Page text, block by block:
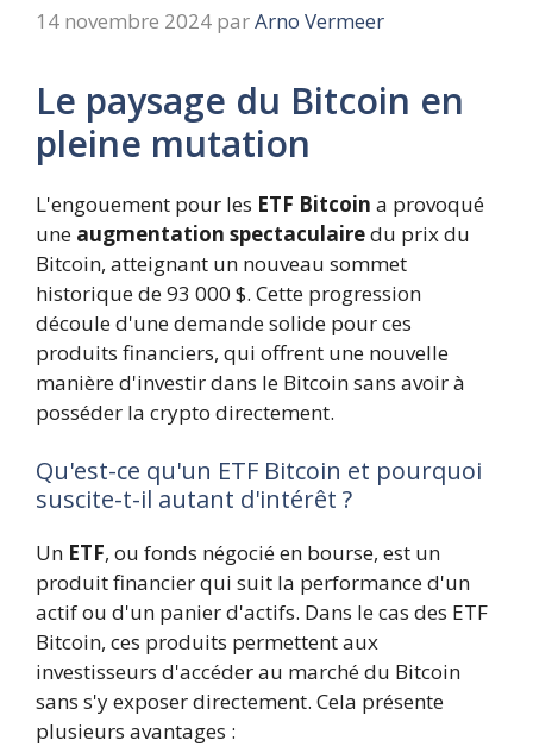
14 novembre 2024 parArno Vermeer
Le paysage du Bitcoin en
pleine mutation
L'engouement pour les ETF Bitcoin a provoqué
une augmentation spectaculairedu prix du
Bitcoin, atteignant un nouveau sommet
historique de 93 000 $. Cette progression
découle d'une demande solide pour ces
produits financiers, qui offrent une nouvelle
manière d'investir dans le Bitcoin sans avoir à
posséder la crypto directement.
Qu'est-ce qu'un ETF Bitcoin et pourquoi
suscite-t-il autant d'intérêt ?
Un ETF, ou fonds négocié en bourse, est un
produit financier qui suit la performance d'un
actif ou d'un panier d'actifs. Dans le cas des ETF
Bitcoin, ces produits permettent aux
investisseurs d'accéder au marché du Bitcoin
sans s'y exposer directement. Cela présente
plusieurs avantages :